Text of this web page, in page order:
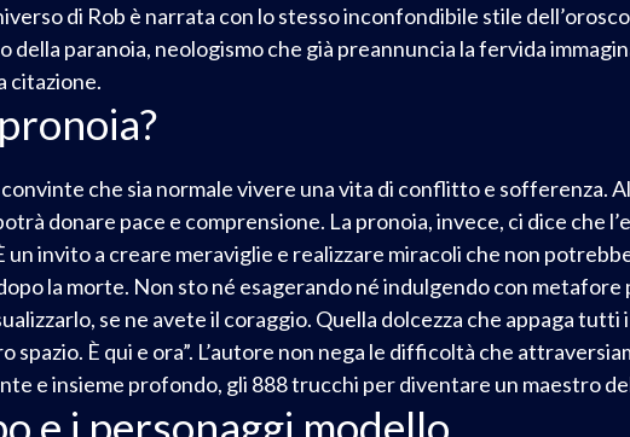
di Rob è narrata con lo stesso inconfondibile stile
della paranoia, neologismo che già preannuncia la fervida
citazione.
che sia normale vivere una vita di conflitto e sofferenza.
donare pace e comprensione. La pronoia, invece, ci dice che
un invito a creare meraviglie e realizzare miracoli che non
la morte. Non sto né esagerando né indulgendo con
se ne avete il coraggio. Quella dolcezza che appaga
spazio. È qui e ora”. L’autore non nega le difficoltà che
e insieme profondo, gli 888 trucchi per diventare un maestro
e i personaggi modello